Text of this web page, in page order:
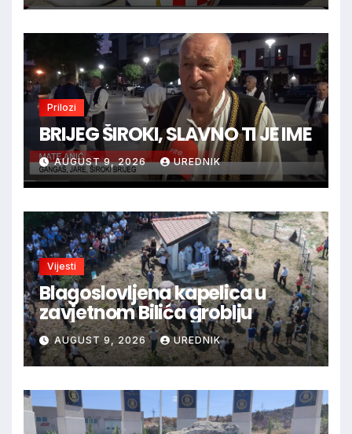
Prilozi
BRIJEG ŠIROKI, SLAVNO TI JE IME
AUGUST 9, 2026 UREDNIK
Vijesti
Blagoslovljena kapelica u
zavjetnom Bilića groblju
AUGUST 9, 2026 UREDNIK